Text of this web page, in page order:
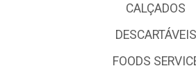
CALÇADOS
DESCARTÁVEIS
FOODS